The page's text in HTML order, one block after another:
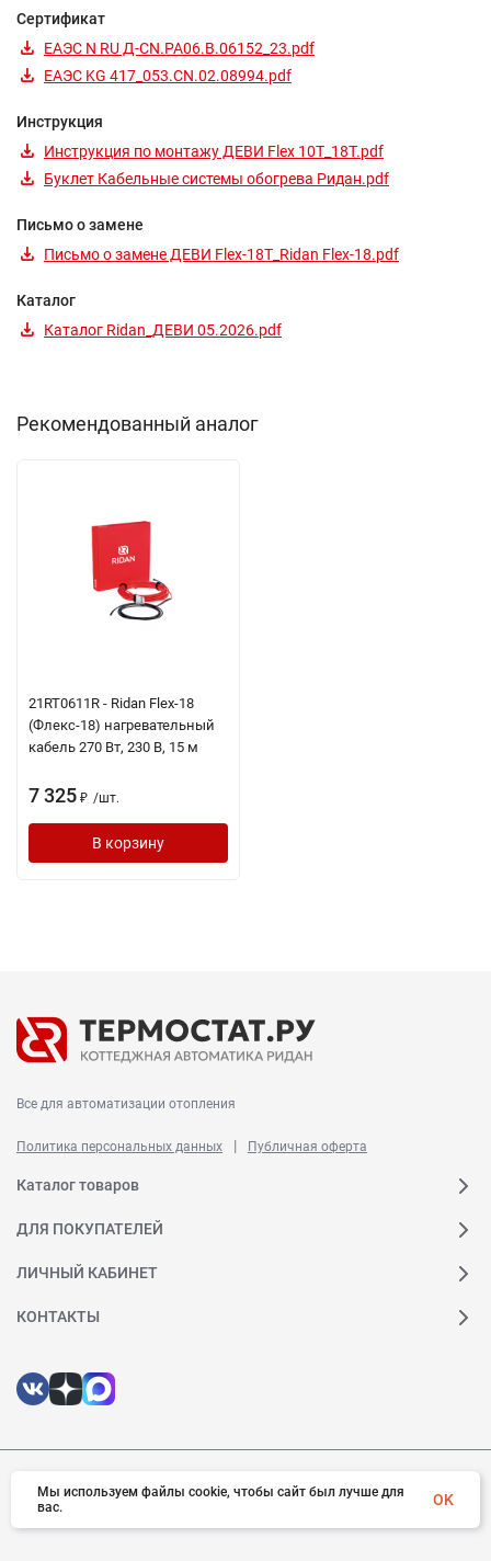
Сертификат
ЕАЭС N RU Д-CN.РА06.В.06152_23.pdf
ЕАЭС KG 417_053.CN.02.08994.pdf
Инструкция
Инструкция по монтажу ДЕВИ Flex 10T_18T.pdf
Буклет Кабельные системы обогрева Ридан.pdf
Письмо о замене
Письмо о замене ДЕВИ Flex-18T_Ridan Flex-18.pdf
Каталог
Каталог Ridan_ДЕВИ 05.2026.pdf
Рекомендованный аналог
21RT0611R - Ridan Flex-18
(Флекс-18) нагревательный
кабель 270 Вт, 230 В, 15 м
7 325 ₽ /шт.
В корзину
Все для автоматизации отопления
Политика персональных данных | Публичная оферта
Каталог товаров
ДЛЯ ПОКУПАТЕЛЕЙ
ЛИЧНЫЙ КАБИНЕТ
КОНТАКТЫ
© 2026 Ридан. Все права защищены
Мы используем файлы cookie, чтобы сайт был лучше для
вас.
OK